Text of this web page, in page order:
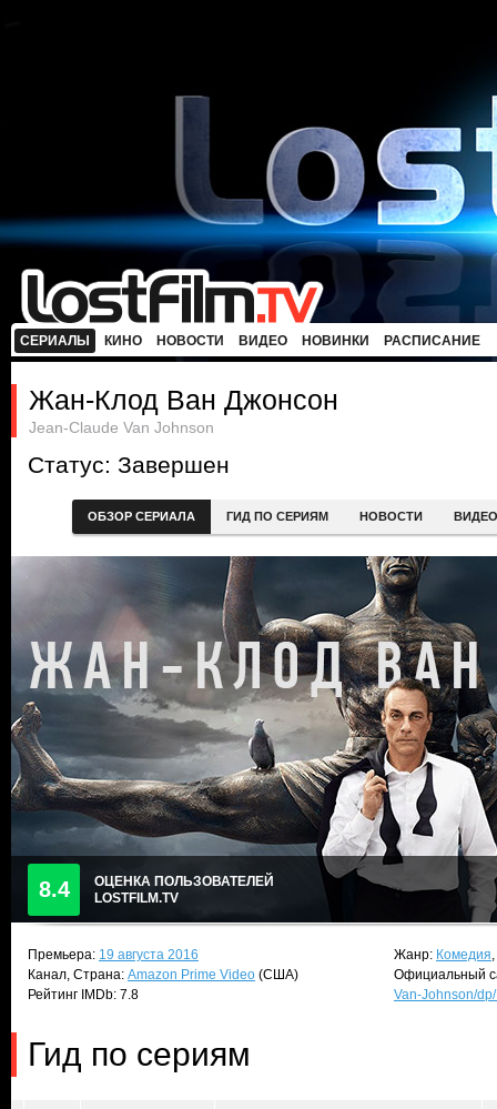
СЕРИАЛЫ КИНО НОВОСТИ ВИДЕО НОВИНКИ РАСПИСАНИЕ
Жан-Клод Ван Джонсон
Jean-Claude Van Johnson
Статус: Завершен
ОБЗОР СЕРИАЛА ГИД ПО СЕРИЯМ НОВОСТИ ВИДЕО
8.4
ОЦЕНКА ПОЛЬЗОВАТЕЛЕЙ
LOSTFILM.TV
Премьера: 19 августа 2016
Канал, Страна: Amazon Prime Video (США)
Рейтинг IMDb: 7.8
Жанр: Комедия,
Официальный
Van-Johnson/
Гид по сериям